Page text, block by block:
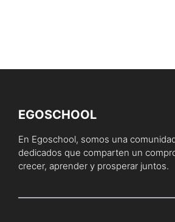
EGOSCHOOL
En Egoschool, somos una
dedicados que comparten un
crecer, aprender y prosperar juntos.